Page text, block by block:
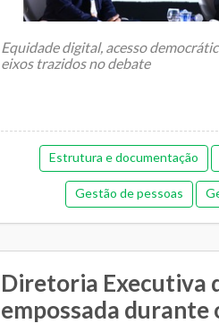
Equidade digital, acesso
eixos trazidos no debate
Estrutura e documentação
Gestão de pessoas
Memorial de gestão
Regime de colaboração
Diretoria Executiva
empossada durante